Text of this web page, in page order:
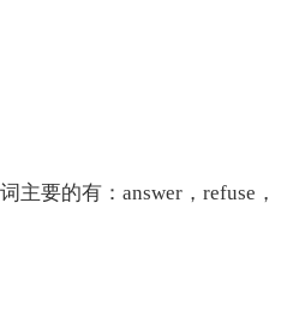
要的有：answer，refuse，